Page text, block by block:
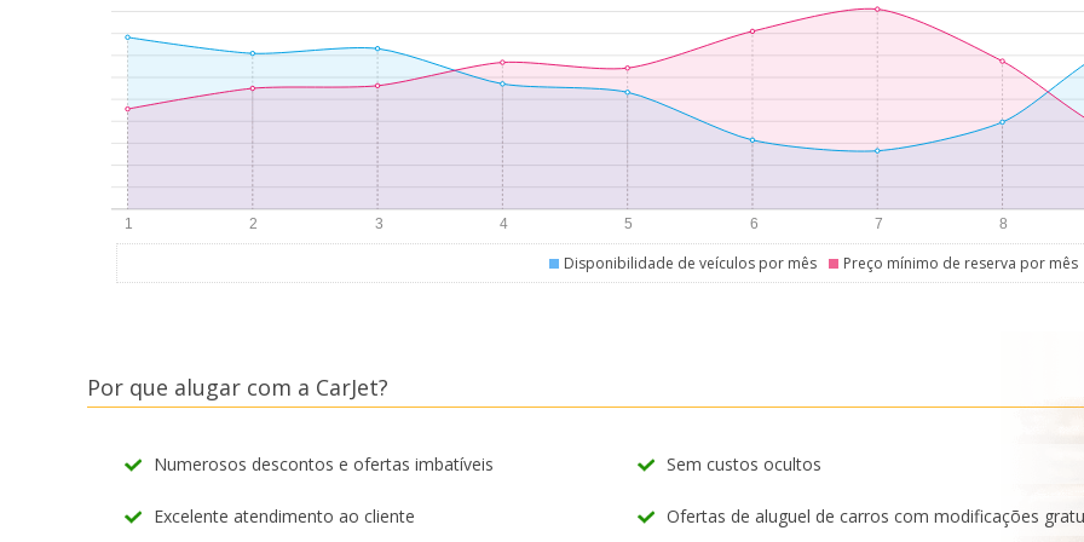
Disponibilidade de veículos por mês Preço mínimo de reserva por mês
Por que alugar com a CarJet?
Numerosos descontos e ofertas imbatíveis Sem custos ocultos
Excelente atendimento ao cliente Ofertas de aluguel de carros com modificações